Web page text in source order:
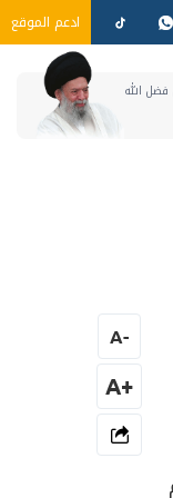
ادعم الموقع
فضل الله
-
A
+A